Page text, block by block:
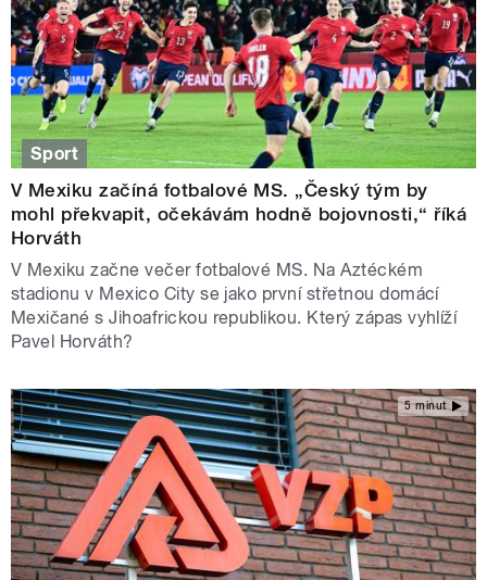
Sport
V Mexiku začíná fotbalové MS. „Český tým by
mohl překvapit, očekávám hodně bojovnosti,“ říká
Horváth
V Mexiku začne večer fotbalové MS. Na Aztéckém
stadionu v Mexico City se jako první střetnou domácí
Mexičané s Jihoafrickou republikou. Který zápas vyhlíží
Pavel Horváth?
5 minut